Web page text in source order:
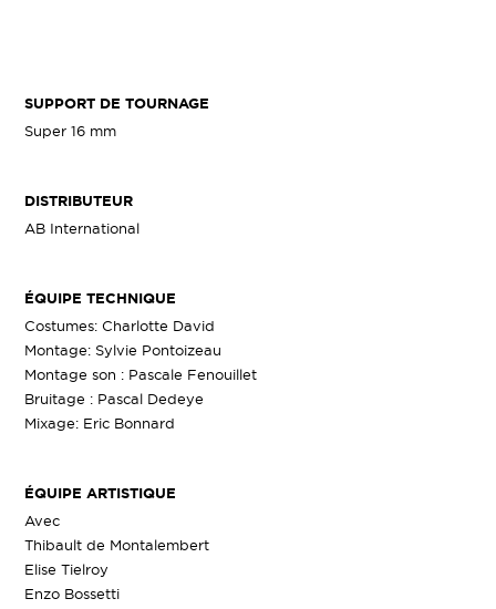
SUPPORT DE TOURNAGE
Super 16 mm
DISTRIBUTEUR
AB International
ÉQUIPE TECHNIQUE
Costumes: Charlotte David
Montage: Sylvie Pontoizeau
Montage son : Pascale Fenouillet
Bruitage : Pascal Dedeye
Mixage: Eric Bonnard
ÉQUIPE ARTISTIQUE
Avec
Thibault de Montalembert
Elise Tielroy
Enzo Bossetti